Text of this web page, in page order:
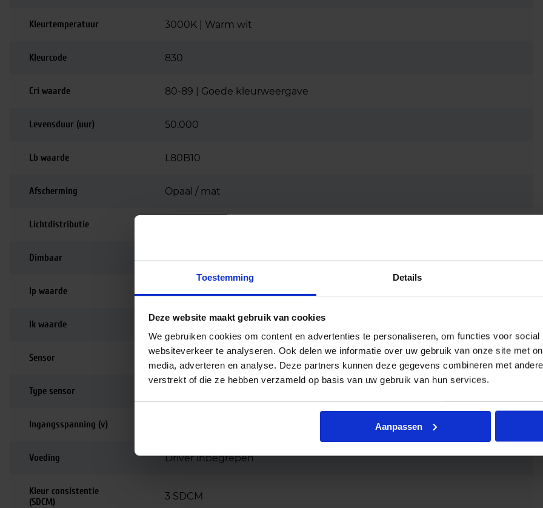
Toestemming Details
Deze website maakt gebruik van cookies
We gebruiken cookies om content en advertenties te personaliseren, om functies voor
websiteverkeer te analyseren. Ook delen we informatie over uw gebruik van onze site met
media, adverteren en analyse. Deze partners kunnen deze gegevens combineren met
verstrekt of die ze hebben verzameld op basis van uw gebruik van hun services.
Aanpassen
Kleurtemperatuur 3000K | Warm wit
Kleurcode 830
Cri waarde 80-89 | Goede kleurweergave
Levensduur (uur) 50.000
Lb waarde L80B10
Afscherming Opaal / mat
Lichtdistributie
Dimbaar Niet dimbaar
Ip waarde IP54
Ik waarde IK08
Sensor Ja
Type sensor
Ingangsspanning (v)
Voeding Driver inbegrepen
Kleur consistentie
(SDCM)
3 SDCM